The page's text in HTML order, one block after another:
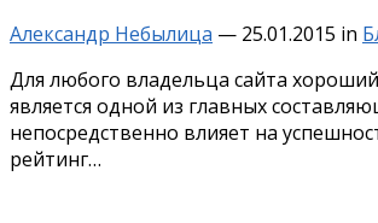
Александр Небылица — 25.01.2015 in
Для любого владельца сайта
является одной из главных
непосредственно влияет на
рейтинг…